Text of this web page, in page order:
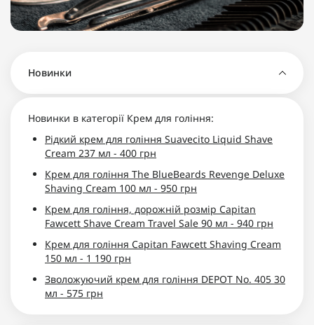
Новинки
Новинки в категорії Крем для гоління:
Рідкий крем для гоління Suavecito Liquid Shave
Cream 237 мл - 400 грн
Крем для гоління The BlueBeards Revenge Deluxe
Shaving Cream 100 мл - 950 грн
Крем для гоління, дорожній розмір Capitan
Fawcett Shave Cream Travel Sale 90 мл - 940 грн
Крем для гоління Capitan Fawcett Shaving Cream
150 мл - 1 190 грн
Зволожуючий крем для гоління DEPOT No. 405 30
мл - 575 грн